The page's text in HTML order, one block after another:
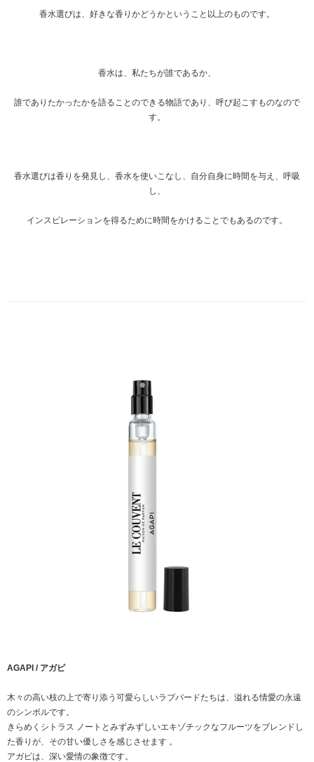
香水選びは、好きな香りかどうかということ以上のものです。
香水は、私たちが誰であるか、
誰でありたかったかを語ることのできる物語であり、呼び起こすものなので
す。
香水選びは香りを発見し、香水を使いこなし、自分自身に時間を与え、呼吸
し、
インスピレーションを得るために時間をかけることでもあるのです。
AGAPI / アガピ
木々の高い枝の上で寄り添う可愛らしいラブバードたちは、溢れる情愛の永遠
のシンボルです。
きらめくシトラス ノートとみずみずしいエキゾチックなフルーツをブレンドし
た香りが、その甘い優しさを感じさせます 。
アガピは、深い愛情の象徴です。